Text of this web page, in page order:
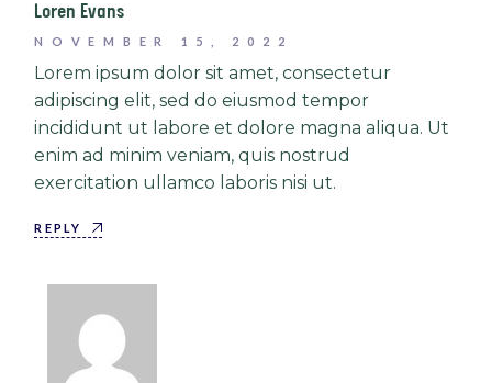
Loren Evans
NOVEMBER 15, 2022
Lorem ipsum dolor sit amet, consectetur
adipiscing elit, sed do eiusmod tempor
incididunt ut labore et dolore magna aliqua. Ut
enim ad minim veniam, quis nostrud
exercitation ullamco laboris nisi ut.
REPLY